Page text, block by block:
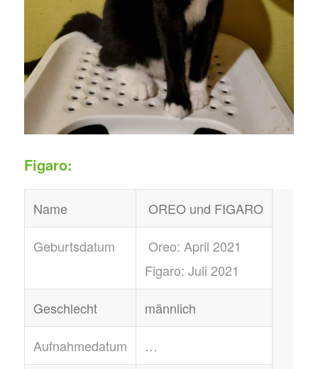
Figaro:
Name OREO und FIGARO
Geburtsdatum
Oreo: April 2021
Figaro: Juli 2021
Geschlecht männlich
Aufnahmedatum …